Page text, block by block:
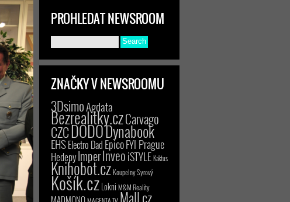
PROHLEDAT NEWSROOM
ZNAČKY V NEWSROOMU
3DsimoAgdata
Bezrealitky.czCarvago
CZCDODODynabook
EHSElectro Dad EpicoFYI Prague
HedepyImperInveoiSTYLEKaktus
Knihobot.czKoupelny Syrový
Košík.czLokni M&M Reality
MADMONQ Mall.cz